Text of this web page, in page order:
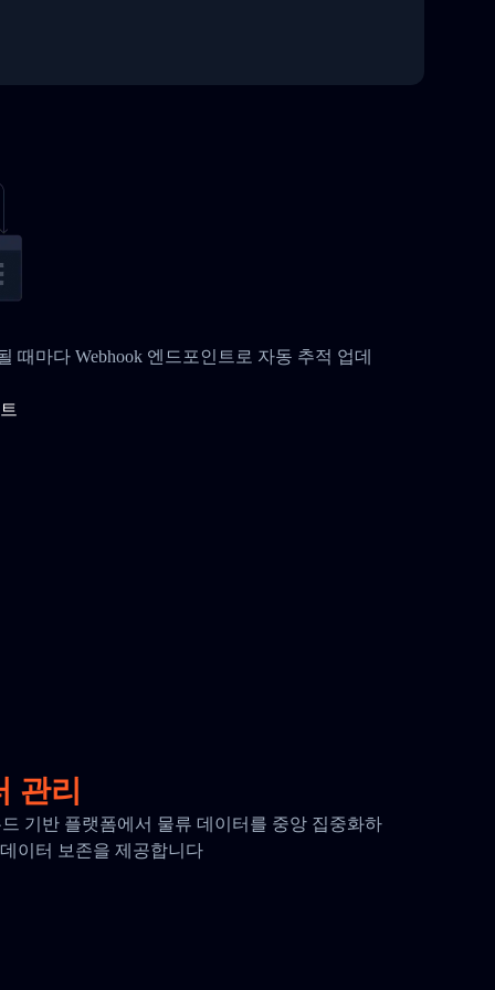
때마다 Webhook 엔드포인트로 자동 추적 업데
관리
기반 플랫폼에서 물류 데이터를 중앙 집중화하
이터 보존을 제공합니다